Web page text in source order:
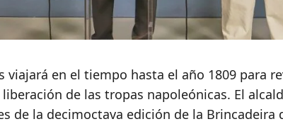
viajará en el tiempo hasta el año 1809 para
de las tropas napoleónicas. El
de la decimoctava edición de la Brincadeira